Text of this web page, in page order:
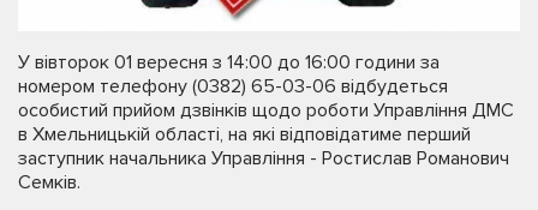
У вівторок 01 вересня з 14:00 до 16:00 години за
номером телефону (0382) 65-03-06 відбудеться
особистий прийом дзвінків щодо роботи Управління ДМС
в Хмельницькій області, на які відповідатиме перший
заступник начальника Управління - Ростислав Романович
Семків.